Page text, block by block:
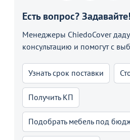
Есть вопрос? Задавайте!
Менеджеры ChiedoCover
консультацию и помогут с
Узнать срок поставки
Получить КП
Подобрать мебель под